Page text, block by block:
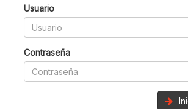
Usuario
Contraseña